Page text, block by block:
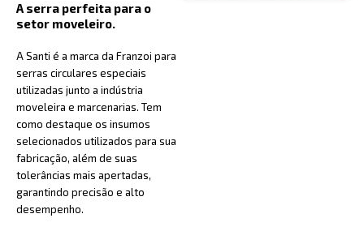
A serra perfeita para o
setor moveleiro.
A Santi é a marca da Franzoi para
serras circulares especiais
utilizadas junto a indústria
moveleira e marcenarias. Tem
como destaque os insumos
selecionados utilizados para sua
fabricação, além de suas
tolerâncias mais apertadas,
garantindo precisão e alto
desempenho.